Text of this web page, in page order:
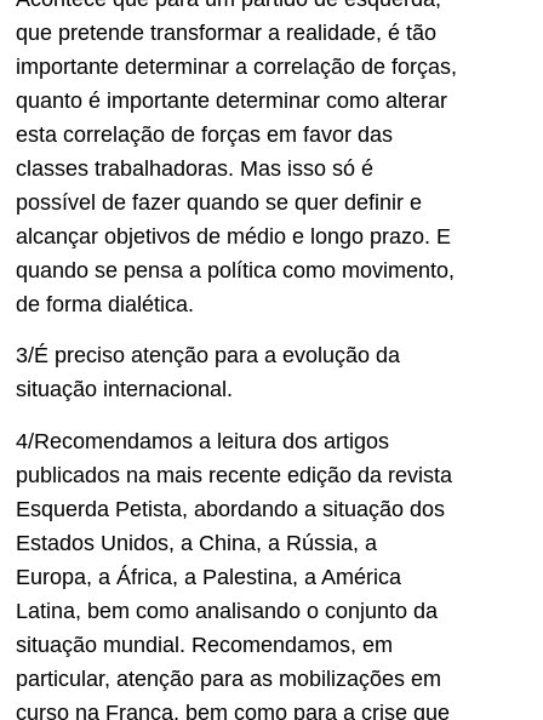
que pretende transformar a realidade, é tão
importante determinar a correlação de forças,
quanto é importante determinar como alterar
esta correlação de forças em favor das
classes trabalhadoras. Mas isso só é
possível de fazer quando se quer definir e
alcançar objetivos de médio e longo prazo. E
quando se pensa a política como movimento,
de forma dialética.
3/É preciso atenção para a evolução da
situação internacional.
4/Recomendamos a leitura dos artigos
publicados na mais recente edição da revista
Esquerda Petista, abordando a situação dos
Estados Unidos, a China, a Rússia, a
Europa, a África, a Palestina, a América
Latina, bem como analisando o conjunto da
situação mundial. Recomendamos, em
particular, atenção para as mobilizações em
curso na França, bem como para a crise que